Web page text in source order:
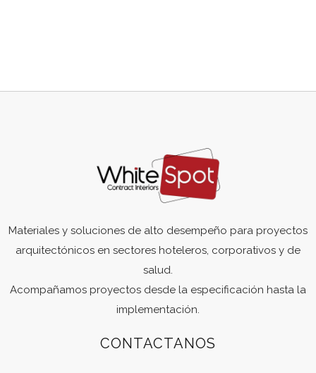
Materiales y soluciones de alto desempeño para proyectos
arquitectónicos en sectores hoteleros, corporativos y de
salud.
Acompañamos proyectos desde la especificación hasta la
implementación.
CONTACTANOS